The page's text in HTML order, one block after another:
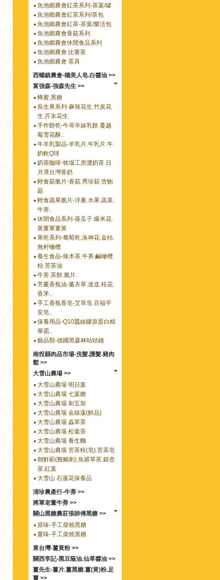
魚池鄉農會紅茶系列-茶葉/罐
魚池鄉農會紅茶系列/茶包
魚池鄉農會紅茶-茶葉/樂活包
魚池鄉農會香菇系列
魚池鄉農會休閒食品系列
魚池鄉農會 比賽茶
魚池鄉農會 茶具
西螺鎮農會-穗美人皂.白醬油 >>
富強森-強森先生 >>
蜂蜜.黑糖
長生果系列-麻辣花生.竹炭花
生.芥末花生
手作餅乾-牛哥羊妹乳餅.蔓越
莓雪花酥..
牛羊乳製品-羊乳片.牛乳片.牛
奶軟Q球
奶茶咖啡-牧場工房濃奶茶.日
月潭台灣香奶
輕食菇脆片-香菇.秀珍菇.杏鮑
菇
輕食蔬果脆片-洋蔥.水果.蔬菜.
牛蒡..
休閒食品系列-葵瓜子.爆米花.
黃薑軍薑黃
果乾系列-葡萄乾.洛神花.金桔.
無籽橄欖
養生食品-辣木茶.牛蒡.鹹橄欖
粉.苦茶油
牛蒡.茶餅.脆片.
芳薰香氛油-薰衣草.迷迭.桂花.
香茅..
手工香氛香皂-艾草皂.百福平
安皂..
保養用品-Q10蠶絲膠原蛋白精
華霜..
藝品類-德國黑森林咕咕鐘
南投縣肉品市場-洗髮.護髮.豬肉
鬆 >>
大雪山農場 >>
大雪山農場 明日葉
大雪山農場 七葉膽
大雪山農場 刺五加
大雪山農場 金線蓮(鮮品)
大雪山農場 蟲草茶
大雪山農場 松葉茶
大雪山農場 養生麵
大雪山農場 苦茶粉(皂).苦茶皂
朝鮮薊(雞鵤刺).魚腥草茶.銀杏
茶.紅葉
大雪山 石蓮花保養品
清珍農產行-牛蒡 >>
將軍老董牛蒡 >>
關山黑糖農莊張師傅黑糖 >>
原味-手工柴燒黑糖
薑味-手工柴燒黑糖
東台灣-薑黃粉 >>
關西李記-黑豆蔭油.仙草醬油 >>
薑先生-薑片.薑黑糖.薑(黃)粉.足
薑 >>